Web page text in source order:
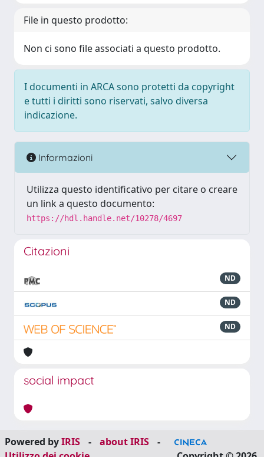
File in questo prodotto:
Non ci sono file associati a questo prodotto.
I documenti in ARCA sono protetti da copyright
e tutti i diritti sono riservati, salvo diversa
indicazione.
Informazioni
Utilizza questo identificativo per citare o creare
un link a questo documento:
https://hdl.handle.net/10278/4697
Citazioni
ND
ND
ND
social impact
Powered byIRIS - about IRIS
-